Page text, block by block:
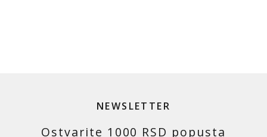
NEWSLETTER
Ostvarite 1000 RSD popusta